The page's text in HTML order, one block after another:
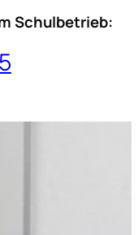
Schulbetrieb: